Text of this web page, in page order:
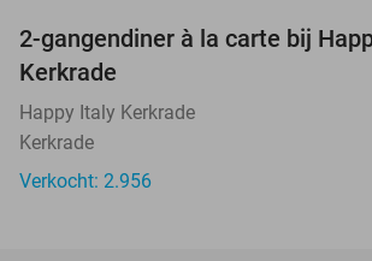
2-gangendiner à la carte bij
Kerkrade
Happy Italy Kerkrade
Kerkrade
Verkocht: 2.956